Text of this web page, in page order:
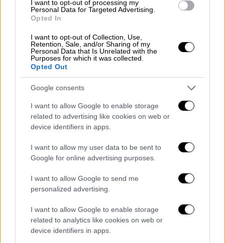
I want to opt-out of processing my
Personal Data for Targeted Advertising.
Opted In
I want to opt-out of Collection, Use,
Retention, Sale, and/or Sharing of my
Personal Data that Is Unrelated with the
Purposes for which it was collected.
Opted Out
Google consents
I want to allow Google to enable storage
related to advertising like cookies on web or
device identifiers in apps.
I want to allow my user data to be sent to
Google for online advertising purposes.
I want to allow Google to send me
personalized advertising.
I want to allow Google to enable storage
related to analytics like cookies on web or
device identifiers in apps.
για εκείνη: «Δεν έχουμε μεγάλη ανάμειξη.
κόσμο και αυτό είναι κάτι που εκτιμώ. Θέλω,
όμως, να ξέρω τι συμβαίνει στον κόσμο. Όχι
μόνο στην Ελλάδα, ως τενίστρια δεν θέλω να
περιορίζω τη γνώση μου. Με στηρίζει και η
οικογένειά του, είναι εκπληκτικοί άνθρωποι.
Με αγαπούν τόσο πολύ και τους αγαπώ κι
εγώ. Τους βλέπω ως γονείς του, δεν βλέπω
τον πατέρα του ως πρωθυπουργό, τον
βλέπω ως πατέρα του. Και βλέπω πόσο
καλοί είναι με εμένα και πόσο ευγενικοί.
Αυτό είναι που κρατάω, τίποτα περισσότερο,
τίποτα λιγότερο. Επίσης, είναι στο
(Georgetown University) Foreign Service
School, οπότε είναι ωραίο να έχεις κάποιον
εκτός τένις στη ζωή σου. Είμαι πολύ
χαρούμενη με την προσωπική μου ζωή».